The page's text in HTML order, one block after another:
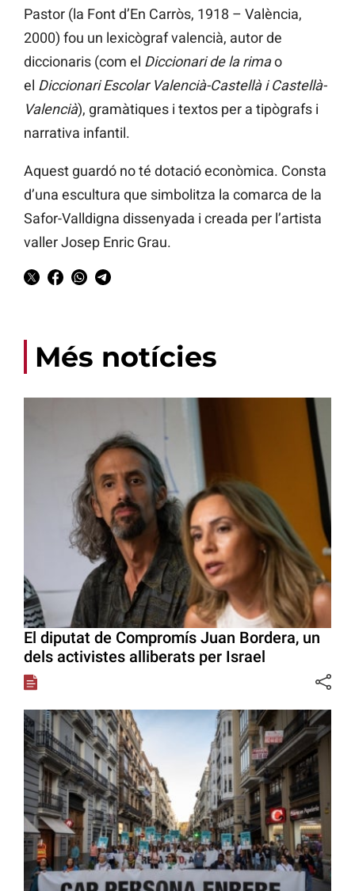
Pastor (la Font d’En Carròs, 1918 – València,
2000) fou un lexicògraf valencià, autor de
diccionaris (com el Diccionari de la rimao
el Diccionari Escolar Valencià-Castellà i Castellà-
Valencià), gramàtiques i textos per a tipògrafs i
narrativa infantil.
Aquest guardó no té dotació econòmica. Consta
d’una escultura que simbolitza la comarca de la
Safor-Valldigna dissenyada i creada per l’artista
valler Josep Enric Grau.
Més notícies
El diputat de Compromís Juan Bordera, un
dels activistes alliberats per Israel